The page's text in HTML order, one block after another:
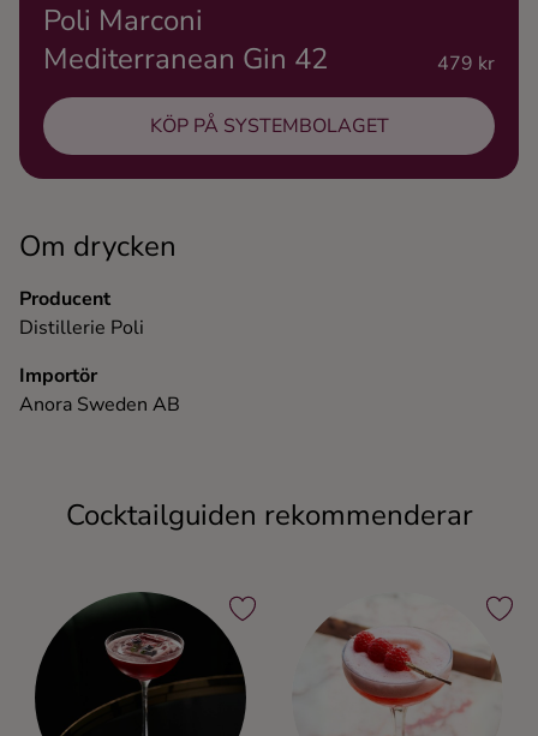
Om drycken
Producent
Distillerie Poli
Importör
Anora Sweden AB
Poli Marconi
Mediterranean Gin 42
479 kr
KÖP PÅ SYSTEMBOLAGET
Cocktailguiden rekommenderar